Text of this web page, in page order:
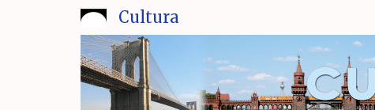
Cultura